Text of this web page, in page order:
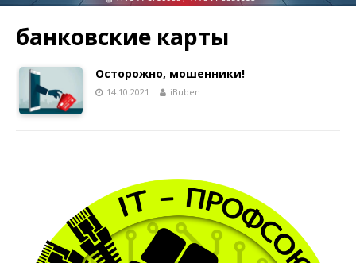
банковские карты
Осторожно, мошенники!
14.10.2021 iBuben